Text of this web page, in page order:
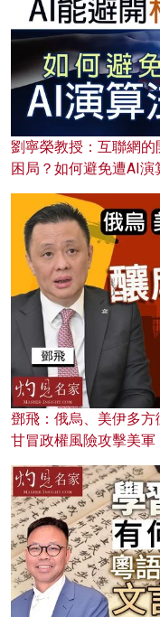
劉寧榮教授：互聯網
困局？如何避免遭AI演
鄧飛：俄烏、美伊多
甘冒政權風險攻擊美軍